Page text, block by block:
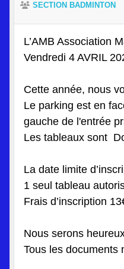
SECTION BADMINTON
L’AMB Association
Vendredi 4 AVRIL
Cette année, nous
Le parking est en
gauche de l'entrée
Les tableaux sont
La date limite
1 seul tableau
Frais d’inscription
Nous serons
Tous les documents